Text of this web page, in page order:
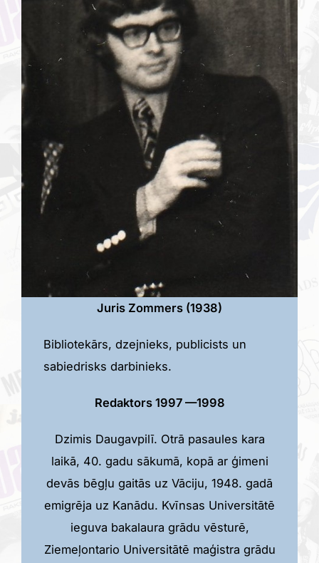
Juris Zommers (1938)
Bibliotekārs, dzejnieks, publicists un
sabiedrisks darbinieks.
Redaktors 1997 —1998
Dzimis Daugavpilī. Otrā pasaules kara
laikā, 40. gadu sākumā, kopā ar ģimeni
devās bēgļu gaitās uz Vāciju, 1948. gadā
emigrēja uz Kanādu. Kvīnsas Universitātē
ieguva bakalaura grādu vēsturē,
Ziemeļontario Universitātē maģistra grādu